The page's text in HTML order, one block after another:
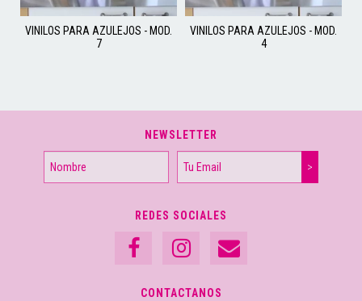
VINILOS PARA AZULEJOS - MOD.
7
VINILOS PARA AZULEJOS - MOD.
4
NEWSLETTER
REDES SOCIALES
CONTACTANOS